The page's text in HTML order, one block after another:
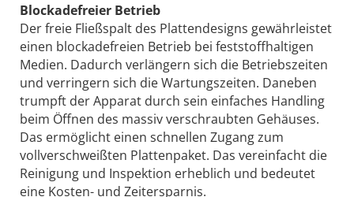
Blockadefreier Betrieb
Der freie Fließspalt des Plattendesigns gewährleistet
einen blockadefreien Betrieb bei feststoffhaltigen
Medien. Dadurch verlängern sich die Betriebszeiten
und verringern sich die Wartungszeiten. Daneben
trumpft der Apparat durch sein einfaches Handling
beim Öffnen des massiv verschraubten Gehäuses.
Das ermöglicht einen schnellen Zugang zum
vollverschweißten Plattenpaket. Das vereinfacht die
Reinigung und Inspektion erheblich und bedeutet
eine Kosten- und Zeitersparnis.